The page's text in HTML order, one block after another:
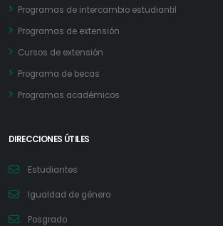
Programas de intercambio estudiantil
Programas de extensión
Cursos de extensión
Programa de becas
Programas académicos
DIRECCIONES ÚTILES
Estudiantes
Igualdad de género
Posgrado